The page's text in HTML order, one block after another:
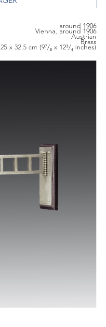
around 1906
Vienna, around 1906
Austrian
Brass
25 x 32.5 cm (9⁷/₈ x 12³/₄ inches)